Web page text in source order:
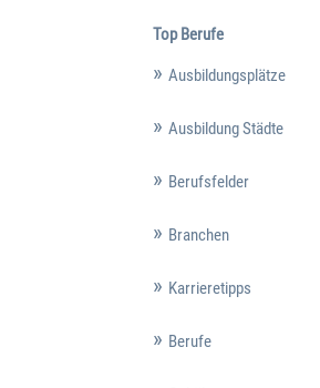
Top Berufe
Ausbildungsplätze
Ausbildung Städte
Berufsfelder
Branchen
Karrieretipps
Berufe